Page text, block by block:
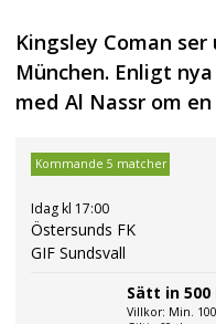
Kingsley Coman
München. Enligt
med Al Nassr om
Kommande 5 matcher
Idag kl 17:00
Östersunds FK
GIF Sundsvall
Sätt in
Villkor: Min.